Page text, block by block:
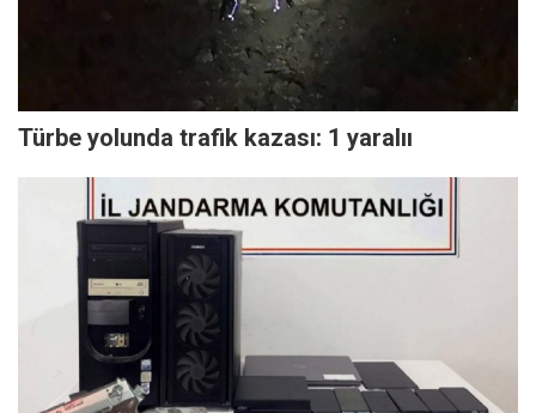
Türbe yolunda trafik kazası: 1 yaralıı